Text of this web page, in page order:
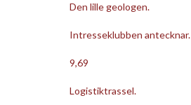
Den lille geologen.
Intresseklubben antecknar.
9,69
Logistiktrassel.